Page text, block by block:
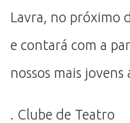
Lavra, no próximo
e contará com a
nossos mais jovens
. Clube de Teatro